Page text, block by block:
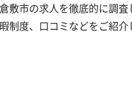
敷市の求人を徹底的に調
制度、口コミなどをご紹介